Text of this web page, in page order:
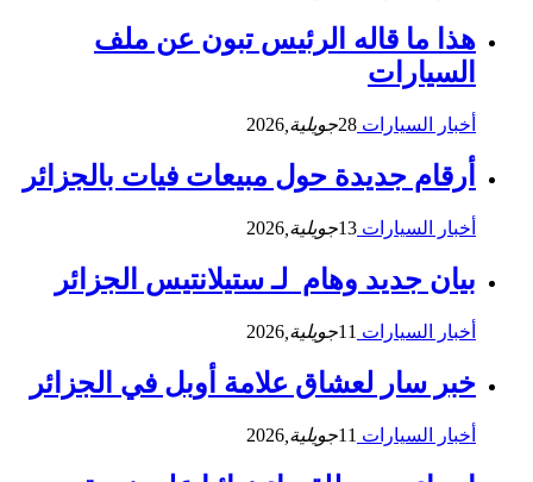
هذا ما قاله الرئيس تبون عن ملف
السيارات
أخبار السيارات 28جويلية, 2026
أرقام جديدة حول مبيعات فيات بالجزائر
أخبار السيارات 13جويلية, 2026
بيان جديد وهام لـ ستيلانتيس الجزائر
أخبار السيارات 11جويلية, 2026
خبر سار لعشاق علامة أوبل في الجزائر
أخبار السيارات 11جويلية, 2026